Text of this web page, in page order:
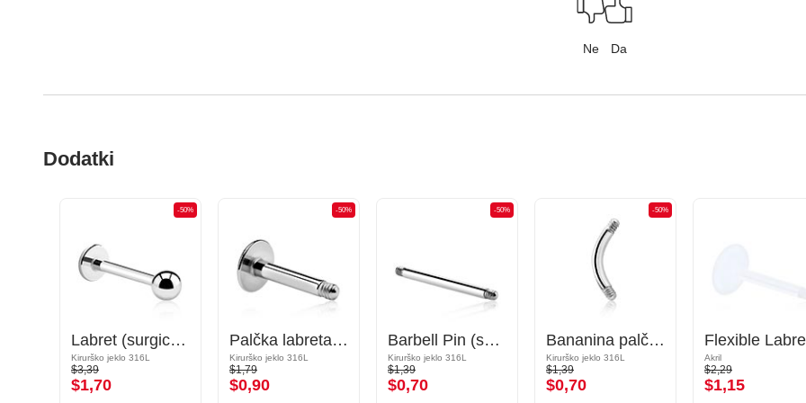
Ne Da
Dodatki
-50%
Labret (surgical steel, silver, shiny finish)
Kirurško jeklo 316L
$3,39
$1,70
-50%
Palčka labreta (kirurško jeklo, srebrna, sijoč zaključek)
Kirurško jeklo 316L
$1,79
$0,90
-50%
Barbell Pin (surgical steel, silver, shiny finish)
Kirurško jeklo 316L
$1,39
$0,70
-50%
Bananina palčka
Kirurško jeklo 316L
$1,39
$0,70
Akril
$2,29
$1,15